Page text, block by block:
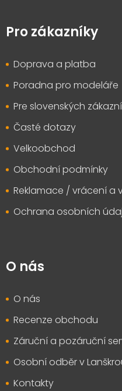
pPro zákazníky
Doprava a platba
Poradna pro modeláře
Pre slovenských
Časté dotazy
Velkoobchod
Obchodní podmínky
Reklamace / vrácení a
Ochrana osobních
O nás
O nás
Recenze obchodu
Záruční a pozáruční
Osobní odběr v
Kontakty